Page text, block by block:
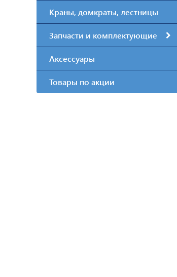
Краны, домкраты, лестницы
Запчасти и комплектующие
Аксессуары
Товары по акции